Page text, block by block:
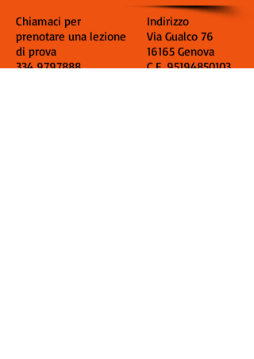
Chiamaci per
prenotare una lezione
di prova
334 9797888
Indirizzo
Via Gualco 76
16165 Genova
C.F.95194850103